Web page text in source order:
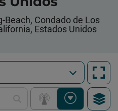
Beach, Condado de Los
Estados Unidos